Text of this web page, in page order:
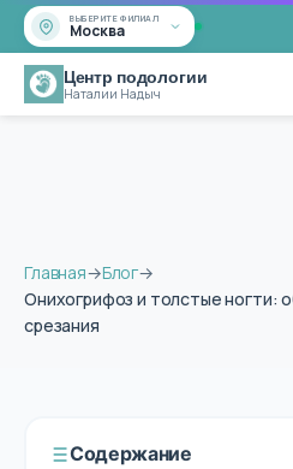
ВЫБЕРИТЕ ФИЛИАЛ
Москва
Центр подологии
Наталии Надыч
Главная→Блог→
Онихогрифоз и толстые ногти:
срезания
Содержание